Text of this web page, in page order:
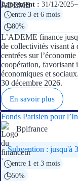
Lancement : 31/12/2025
entre 3 et 6 mois
80%
L’ADEME finance
de collectivités visant à
centrées sur
coopération, favorisant
économiques et
30 décembre 2026.
En savoir plus
Fonds Parisien pour
Bpifrance
Subvention : jusqu'à
entre 1 et 3 mois
50%